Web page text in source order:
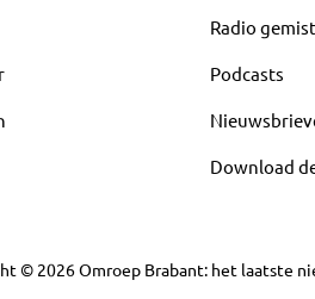
Radio gemist
Podcasts
Download
© 2026Omroep Brabant: het laatste